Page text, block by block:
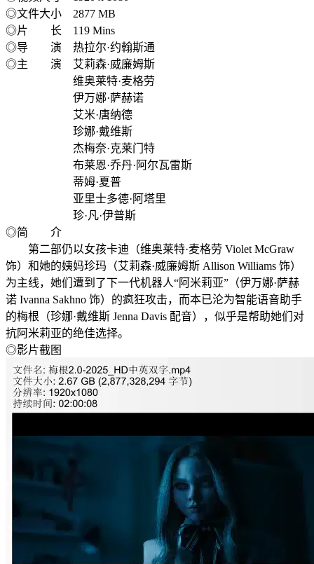
◎文件大小 2877 MB
◎片 长 119 Mins
◎导 演 热拉尔·约翰斯通
◎主 演 艾莉森·威廉姆斯
维奥莱特·麦格劳
伊万娜·萨赫诺
艾米·唐纳德
珍娜·戴维斯
杰梅奈·克莱门特
布莱恩·乔丹·阿尔瓦雷斯
蒂姆·夏普
亚里士多德·阿塔里
珍·凡·伊普斯
◎简 介
第二部仍以女孩卡迪（维奥莱特·麦格劳 Violet McGraw
饰）和她的姨妈珍玛（艾莉森·威廉姆斯 Allison Williams 饰）
为主线，她们遭到了下一代机器人“阿米莉亚”（伊万娜·萨赫
诺 Ivanna Sakhno 饰）的疯狂攻击，而本已沦为智能语音助手
的梅根（珍娜·戴维斯 Jenna Davis 配音），似乎是帮助她们对
抗阿米莉亚的绝佳选择。
◎影片截图